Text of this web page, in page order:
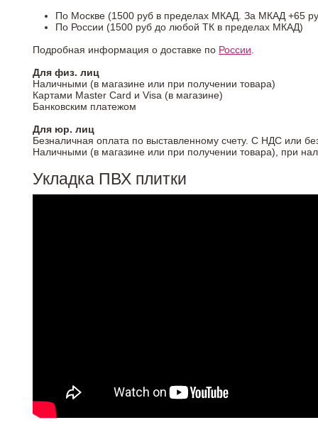
По Москве (1500 руб в пределах МКАД. За МКАД +65
По России (1500 руб до любой ТК в пределах МКАД)
Подробная информация о доставке по России.
Для физ. лиц
Наличными (в магазине или при получении товара)
Картами Master Card и Visa (в магазине)
Банковским платежом
Для юр. лиц
Безналичная оплата по выставленному счету. С НДС или
Наличными (в магазине или при получении товара), при
Укладка ПВХ плитки